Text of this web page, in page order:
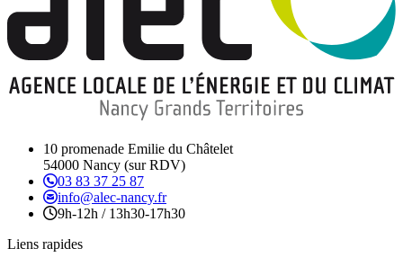
10 promenade Emilie du Châtelet
54000 Nancy (sur RDV)
03 83 37 25 87
info@alec-nancy.fr
9h-12h / 13h30-17h30
Liens rapides